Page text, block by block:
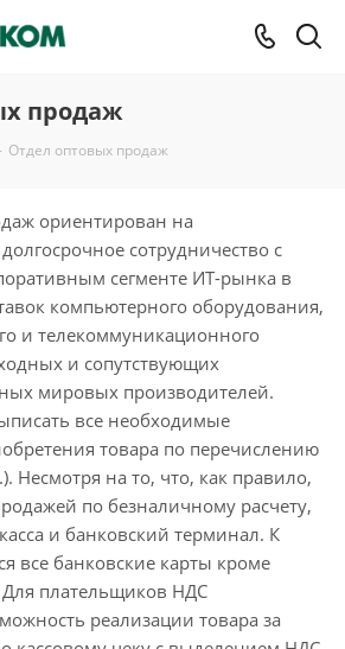
продаж
Отдел оптовых продаж
ориентирован на
сотрудничество с
сегменте ИТ-рынка в
компьютерного оборудования,
и телекоммуникационного
и сопутствующих
мировых производителей.
все необходимые
товара по перечислению
Несмотря на то, что, как правило,
по безналичному расчету,
и банковский терминал. К
все банковские карты кроме
плательщиков НДС
реализации товара за